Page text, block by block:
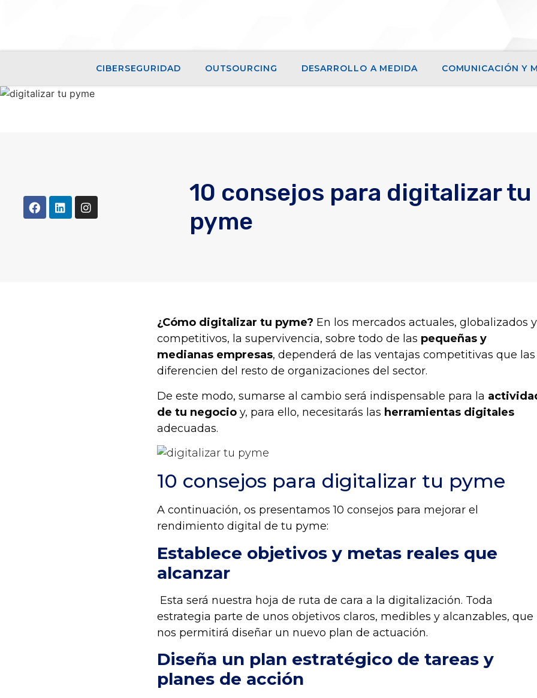
CIBERSEGURIDAD OUTSOURCING DESARROLLO A MEDIDA COMUNICACIÓN Y
10 consejos para digitalizar tu
pyme
¿Cómo digitalizar tu pyme? En los mercados actuales,globalizados y
competitivos, la supervivencia, sobre todo de las pequeñas y
medianas empresas, dependerá de las ventajas competitivas que las
diferencien del resto de organizaciones del sector.
De este modo,sumarse al cambio será indispensable para la
de tu negocio y, para ello, necesitarás las herramientas digitales
adecuadas.
10 consejos para digitalizar tu pyme
A continuación, os presentamos 10 consejos para mejorar el
rendimiento digital de tu pyme:
Establece objetivos y metas reales que
alcanzar
Esta será nuestra hoja de ruta de cara a la digitalización. Toda
estrategia parte de unos objetivos claros, medibles y alcanzables, que
nos permitirá diseñar un nuevo plan de actuación.
Diseña un plan estratégico de tareas y
planes de acción